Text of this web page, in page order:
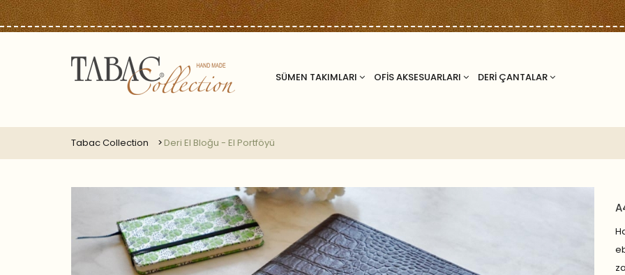
SÜMEN TAKIMLARI OFİS AKSESUARLARI
DERİ ÇANTALAR
Tabac Collection Deri El Bloğu - El Portföyü